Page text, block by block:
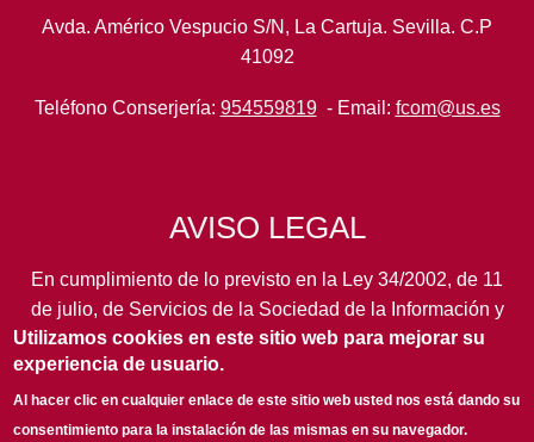
Avda. Américo Vespucio S/N, La Cartuja. Sevilla. C.P
41092
Teléfono Conserjería: 954559819- Email: fcom@us.es
AVISO LEGAL
En cumplimiento de lo previsto en la Ley 34/2002, de 11
de julio, de Servicios de la Sociedad de la Información y
de Comercio Electrónico, así como en otras normas de
legal aplicación, se pone en conocimiento de los
usuarios de este portal de laUniversidad de Sevillalos
siguientes datos de información general...leer más
Utilizamos cookies en este sitio web para mejorar su
experiencia de usuario.
Al hacer clic en cualquier enlace de este sitio web usted nos está dando su
consentimiento para la instalación de las mismas en su navegador.